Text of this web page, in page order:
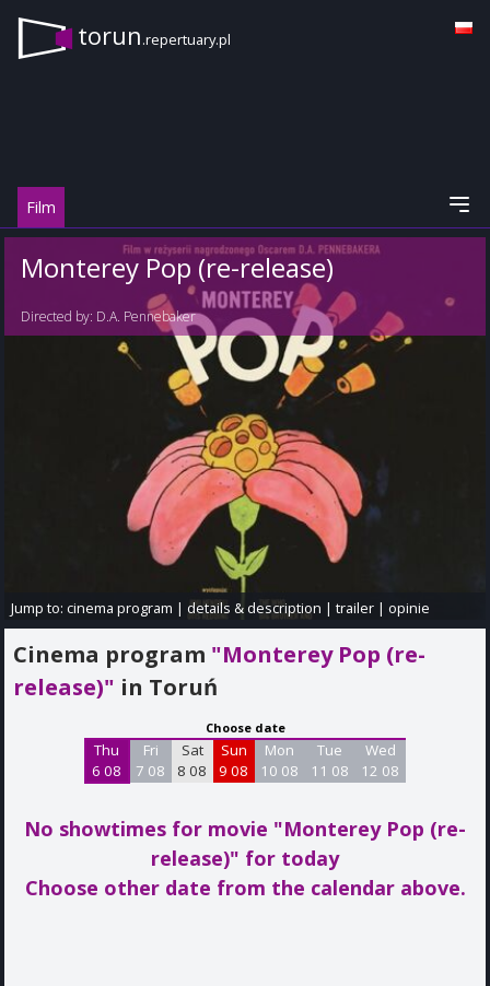
torun.repertuary.pl
Film
Monterey Pop (re-release)
Directed by: D.A. Pennebaker
Jump to:cinema program |details & description |trailer |opinie
Cinema program "Monterey Pop (re-
release)" in Toruń
Choose date
Thu
6 08
Fri
7 08
Sat
8 08
Sun
9 08
Mon
10 08
Tue
11 08
Wed
12 08
No showtimes for movie "Monterey Pop (re-
release)" for today
Choose other date from the calendar above.